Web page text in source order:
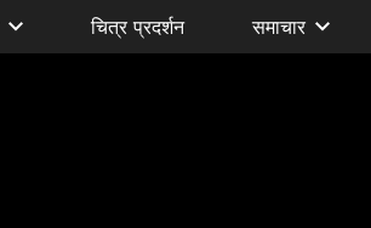
चित्र प्रदर्शन समाचार